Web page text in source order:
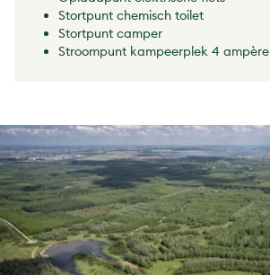
Stortpunt chemisch toilet
Stortpunt camper
Stroompunt kampeerplek 4 ampère